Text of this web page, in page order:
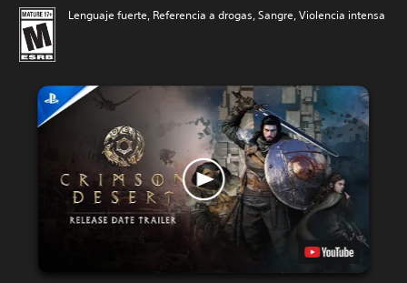
Lenguaje fuerte, Referencia a drogas, Sangre, Violencia intensa